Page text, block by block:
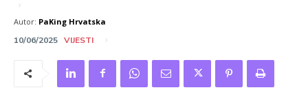
Autor: PaKing Hrvatska
10/06/2025 VIJESTI